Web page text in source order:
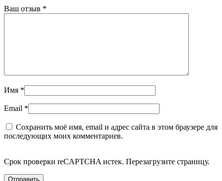
Ваш отзыв *
Имя *
Email *
Сохранить моё имя, email и адрес сайта в этом браузере для
последующих моих комментариев.
Срок проверки reCAPTCHA истек. Перезагрузите страницу.